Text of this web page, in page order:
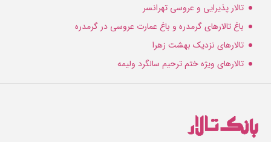
تالار پذیرایی و عروسی تهرانسر
باغ تالارهای گرمدره و باغ عمارت عروسی در گرمدره
تالارهای نزدیک بهشت زهرا
تالارهای ویژه ختم ترحیم سالگرد ولیمه